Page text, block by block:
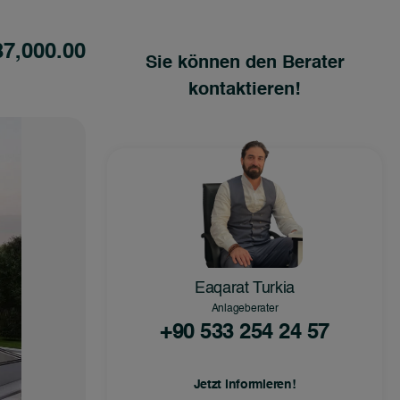
Sie können den Berater
kontaktieren!
Eaqarat Turkia
Anlageberater
+90 533 254 24 57
Jetzt informieren!